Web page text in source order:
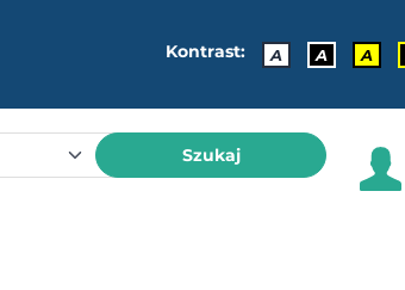
Kontrast: A A A
Szukaj